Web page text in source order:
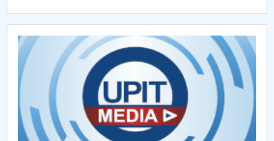
Hotărări Senat din 18 decembrie 2017